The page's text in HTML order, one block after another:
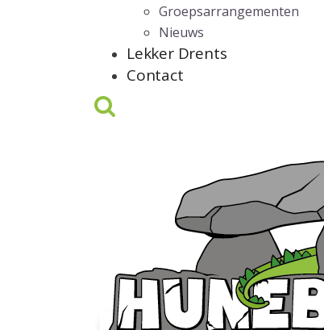
Groepsarrangementen
Nieuws
Lekker Drents
Contact